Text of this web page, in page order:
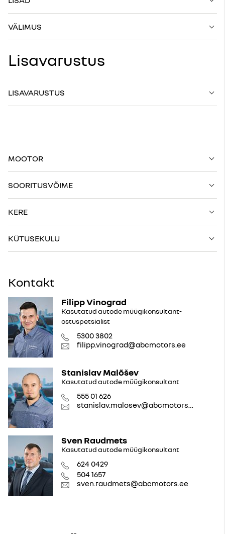
VÄLIMUS
Lisavarustus
LISAVARUSTUS
MOOTOR
SOORITUSVÕIME
KERE
KÜTUSEKULU
Kontakt
Filipp Vinograd
Kasutatud autode müügikonsultant-
ostuspetsialist
5300 3802
filipp.vinograd@abcmotors.ee
Stanislav Malõšev
Kasutatud autode müügikonsultant
555 01 626
stanislav.malosev@abcmotors.ee
Sven Raudmets
Kasutatud autode müügikonsultant
624 0429
504 1657
sven.raudmets@abcmotors.ee